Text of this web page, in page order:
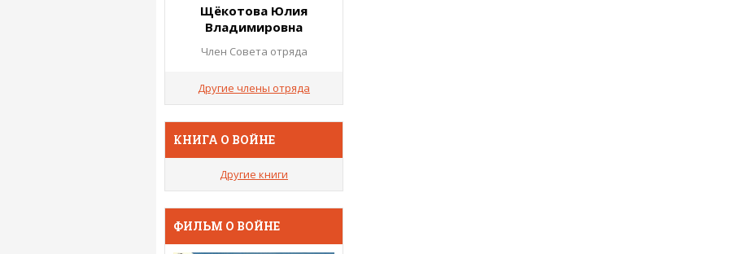
Щёкотова Юлия
Владимировна
Член Совета отряда
Другие члены отряда
КНИГА О ВОЙНЕ
Другие книги
ФИЛЬМ О ВОЙНЕ